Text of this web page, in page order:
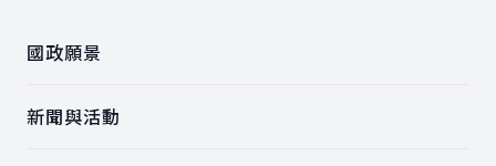
國政願景
新聞與活動